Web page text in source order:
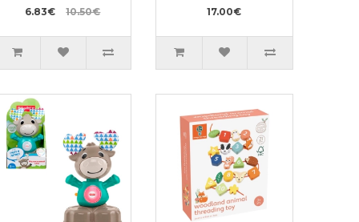
6.83€ 10.50€ 17.00€